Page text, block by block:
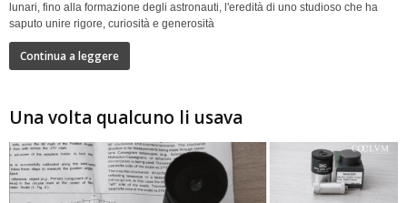
lunari, fino alla formazione degli astronauti, l'eredità di uno studioso che ha
saputo unire rigore, curiosità e generosità
Continua a leggere
Una volta qualcuno li usava